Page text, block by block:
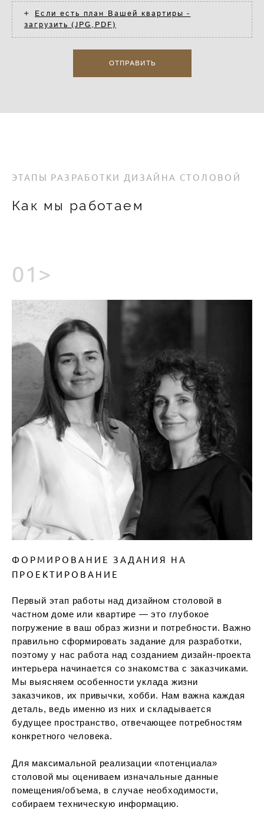
Если есть план Вашей квартиры -
загрузить (JPG,PDF)
ОТПРАВИТЬ
ЭТАПЫ РАЗРАБОТКИ ДИЗАЙНА СТОЛОВОЙ
Как мы работаем
01>
ФОРМИРОВАНИЕ ЗАДАНИЯ НА
ПРОЕКТИРОВАНИЕ
Первый этап работы над дизайном столовой в
частном доме или квартире — это глубокое
погружение в ваш образ жизни и потребности. Важно
правильно сформировать задание для разработки,
поэтому у нас работа над созданием дизайн-проекта
интерьера начинается со знакомства с заказчиками.
Мы выясняем особенности уклада жизни
заказчиков, их привычки, хобби. Нам важна каждая
деталь, ведь именно из них и складывается
будущее пространство, отвечающее потребностям
конкретного человека.
Для максимальной реализации «потенциала»
столовой мы оцениваем изначальные данные
помещения/объема, в случае необходимости,
собираем техническую информацию.